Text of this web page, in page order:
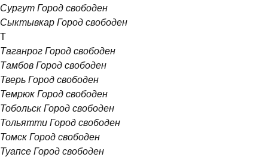
Сургут Город свободен
Сыктывкар Город свободен
Т
Таганрог Город свободен
Тамбов Город свободен
Тверь Город свободен
Темрюк Город свободен
Тобольск Город свободен
Тольятти Город свободен
Томск Город свободен
Туапсе Город свободен